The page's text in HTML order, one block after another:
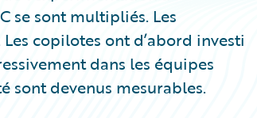
se sont multipliés. Les
copilotes ont d’abord investi
dans les équipes
sont devenus mesurables.